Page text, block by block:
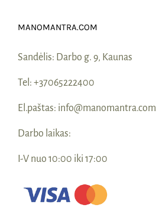
MANOMANTRA.COM
Sandėlis: Darbo g. 9, Kaunas
Tel: +37065222400
El.paštas: info@manomantra.com
Darbo laikas:
I-V nuo 10:00 iki 17:00